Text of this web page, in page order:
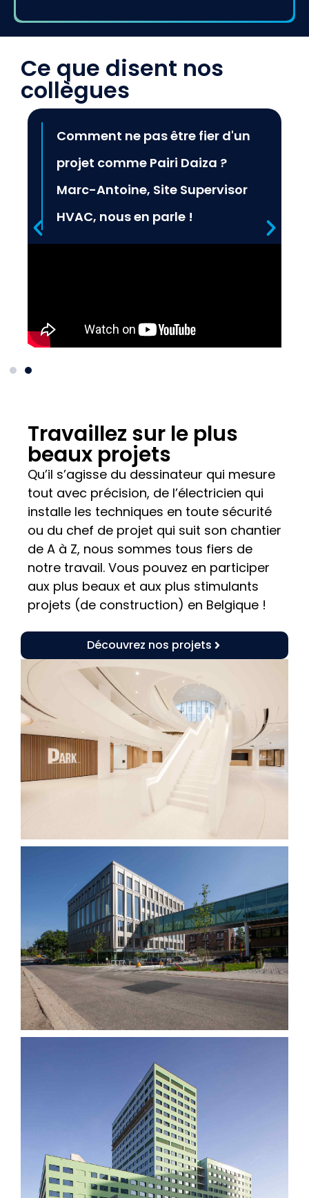
Ce que disent nos
collègues
Comment ne pas être fier d'un
projet comme Pairi Daiza ?
Marc-Antoine, Site Supervisor
HVAC, nous en parle !
Travaillez sur le plus
beaux projets
Qu’il s’agisse du dessinateur qui mesure
tout avec précision, de l’électricien qui
installe les techniques en toute sécurité
ou du chef de projet qui suit son chantier
de A à Z, nous sommes tous fiers de
notre travail. Vous pouvez en participer
aux plus beaux et aux plus stimulants
projets (de construction) en Belgique !
Découvrez nos projets